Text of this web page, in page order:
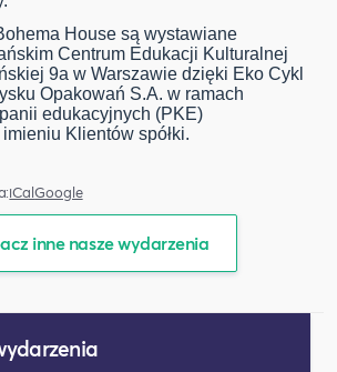
House są wystawiane
Centrum Edukacji Kulturalnej
9a w Warszawie dzięki Eko Cykl
Opakowań S.A. w ramach
edukacyjnych (PKE)
Klientów spółki.
iCalGoogle
inne nasze wydarzenia